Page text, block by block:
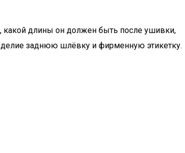
какой длины он должен быть после ушивки,
заднюю шлёвку и фирменную этикетку.